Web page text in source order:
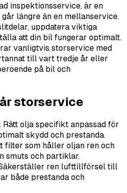
inspektionsservice, är en
längre än en mellanservice.
uppdatera viktiga
att din bil fungerar optimalt.
vanligtvis storservice med
till vart tredje år eller
på bil och
storservice
Rätt olja specifikt anpassad för
skydd och prestanda.
filter som håller oljan ren och
smuts och partiklar.
ren lufttillförsel till
både prestanda och